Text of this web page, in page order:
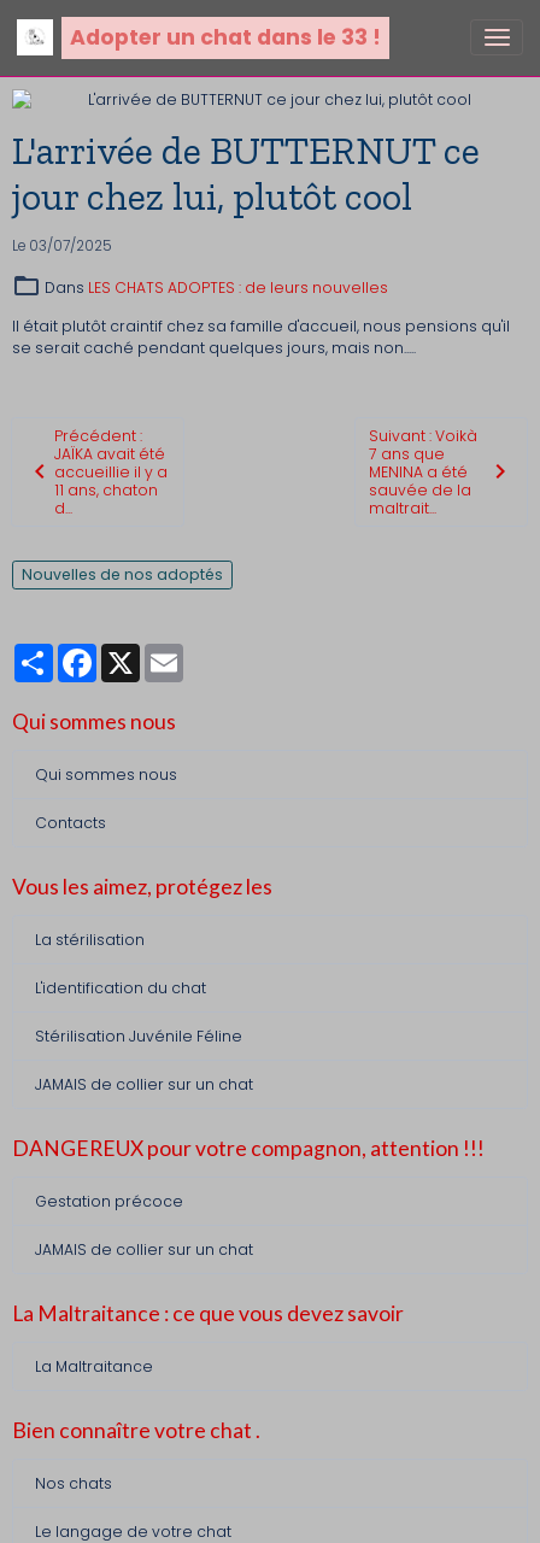
Adopter un chat dans le 33 !
L'arrivée de BUTTERNUT ce
jour chez lui, plutôt cool
Le 03/07/2025
Dans LES CHATS ADOPTES : de leurs nouvelles
Il était plutôt craintif chez sa famille d'accueil, nous pensions qu'il
se serait caché pendant quelques jours, mais non.....
Précédent :
JAÏKA avait été
accueillie il y a
11 ans, chaton
d...
Suivant : Voikà
7 ans que
MENINA a été
sauvée de la
maltrait...
Nouvelles de nos adoptés
PartagerFacebook
X
Qui sommes nous
Qui sommes nous
Contacts
Vous les aimez, protégez les
La stérilisation
L'identification du chat
Stérilisation Juvénile Féline
JAMAIS de collier sur un chat
DANGEREUX pour votre compagnon, attention !!!
Gestation précoce
JAMAIS de collier sur un chat
La Maltraitance : ce que vous devez savoir
La Maltraitance
Bien connaître votre chat .
Nos chats
Le langage de votre chat